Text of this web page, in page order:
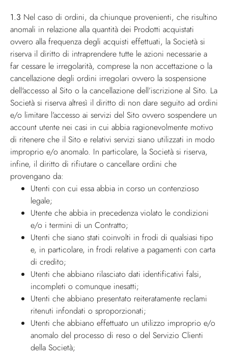
1.3 Nel caso di ordini, da chiunque provenienti, che risultino
anomali in relazione alla quantità dei Prodotti acquistati
ovvero alla frequenza degli acquisti effettuati, la Società si
riserva il diritto di intraprendere tutte le azioni necessarie a
far cessare le irregolarità, comprese la non accettazione o la
cancellazione degli ordini irregolari ovvero la sospensione
dell'accesso al Sito o la cancellazione dell’iscrizione al Sito. La
Società si riserva altresì il diritto di non dare seguito ad ordini
e/o limitare l’accesso ai servizi del Sito ovvero sospendere un
account utente nei casi in cui abbia ragionevolmente motivo
di ritenere che il Sito e relativi servizi siano utilizzati in modo
improprio e/o anomalo. In particolare, la Società si riserva,
infine, il diritto di rifiutare o cancellare ordini che
provengano da:
Utenti con cui essa abbia in corso un contenzioso
legale;
Utente che abbia in precedenza violato le condizioni
e/o i termini di un Contratto;
Utenti che siano stati coinvolti in frodi di qualsiasi tipo
e, in particolare, in frodi relative a pagamenti con carta
di credito;
Utenti che abbiano rilasciato dati identificativi falsi,
incompleti o comunque inesatti;
Utenti che abbiano presentato reiteratamente reclami
ritenuti infondati o sproporzionati;
Utenti che abbiano effettuato un utilizzo improprio e/o
anomalo del processo di reso o del Servizio Clienti
della Società;